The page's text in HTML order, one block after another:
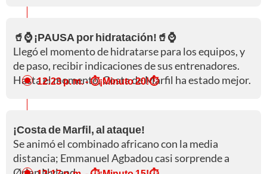
🥤⌚ ¡PAUSA por hidratación!🥤⌚
Llegó el momento de hidratarse para los equipos, y
de paso, recibir indicaciones de sus entrenadores.
Hasta el momento, Costa de Marfil ha estado mejor.
12:23 p. m.- ⏱️¡Minuto 20!⏱️
¡Costa de Marfil, al ataque!
Se animó el combinado africano con la media
distancia; Emmanuel Agbadou casi sorprende a